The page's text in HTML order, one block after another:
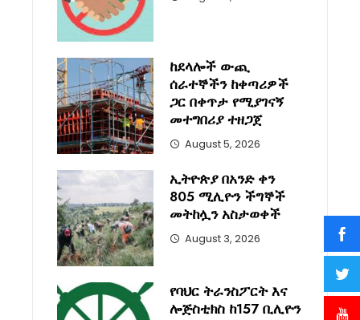
ከደላሎች ውጪ
ሰራተኞችን ከቀጣሪዎች
ጋር በቀጥታ የሚያገናኝ
መተግበሪያ ተዘጋጀ
August 5, 2026
ኢትዮጵያ በአንድ ቀን
805 ሚሊዮን ችግኞች
መትከሏን አስታወቀች
August 3, 2026
የባህር ትራንስፖርት እና
ሎጅስቲክስ ከ157 ቢሊዮን